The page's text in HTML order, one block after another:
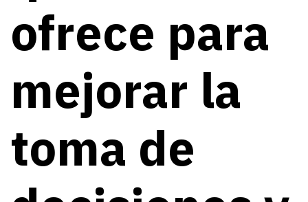
ofrece para
mejorar la
toma de